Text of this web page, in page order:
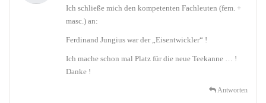
Ich schließe mich den kompetenten Fachleuten (fem. +
masc.) an:
Ferdinand Jungius war der „Eisentwickler“ !
Ich mache schon mal Platz für die neue Teekanne … !
Danke !
Antworten